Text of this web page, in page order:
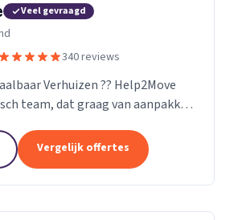
Veel gevraagd
340 reviews
Verhuizen ?? Help2Move
team, dat graag van aanpakken
Vergelijk offertes